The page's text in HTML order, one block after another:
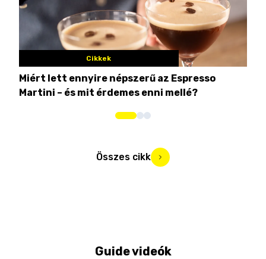
Cikkek
Miért lett ennyire népszerű az Espresso
Martini – és mit érdemes enni mellé?
Összes cikk
Guide videók